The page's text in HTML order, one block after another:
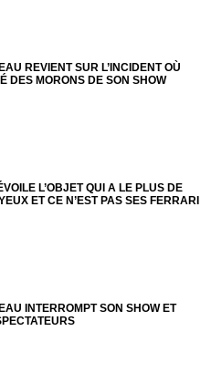
REVIENT SUR L’INCIDENT OÙ
DES MORONS DE SON SHOW
L’OBJET QUI A LE PLUS DE
ET CE N’EST PAS SES FERRARI
INTERROMPT SON SHOW ET